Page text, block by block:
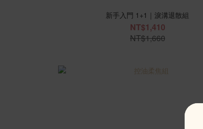
新手入門 1+1｜淚溝退散組
NT$1,410
NT$1,660